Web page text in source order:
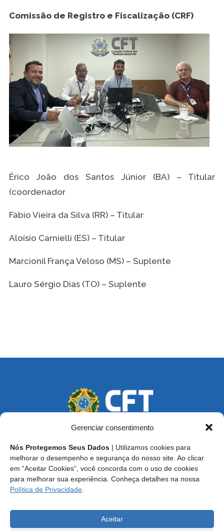
Gerenciar consentimento
Nós Protegemos Seus Dados | Utilizamos cookies para
melhorar o desempenho e segurança do nosso site. Ao clicar
em “Aceitar Cookies”, você concorda com o uso de cookies
para melhorar sua experiência. Conheça detalhes na nossa
Política de Privacidade
Aceitar
Comissão de Registro e Fiscalização (CRF)
Érico João dos Santos Júnior (BA) – Titular
(coordenador
Fábio Vieira da Silva (RR) – Titular
Aloísio Carnielli (ES) – Titular
Marcionil França Veloso (MS) – Suplente
Lauro Sérgio Dias (TO) – Suplente
Endereço: SCS, Quadra 02, Bloco D, Ed. Oscar Niemeyer,
9º Andar CEP 70.316-900 - Brasília/DF
Central de Atendimento ao Técnico:0800 016-1515